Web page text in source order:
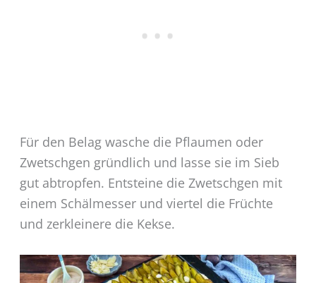
Für den Belag wasche die Pflaumen oder
Zwetschgen gründlich und lasse sie im Sieb
gut abtropfen. Entsteine die Zwetschgen mit
einem Schälmesser und viertel die Früchte
und zerkleinere die Kekse.